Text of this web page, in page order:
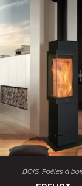
LIRE LA SUITE
BOIS, Poêles à